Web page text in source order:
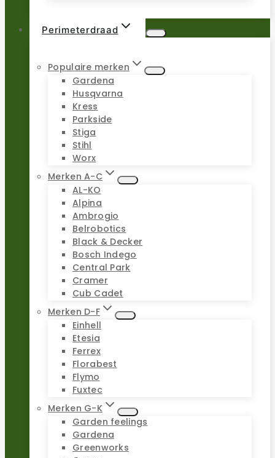
Perimeterdraad
Populaire merken
Gardena
Husqvarna
Kress
Parkside
Stiga
Stihl
Worx
Merken A-C
AL-KO
Alpina
Ambrogio
Belrobotics
Black & Decker
Bosch Indego
Central Park
Cramer
Cub Cadet
Merken D-F
Einhell
Etesia
Ferrex
Florabest
Flymo
Fuxtec
Merken G-K
Garden feelings
Gardena
Greenworks